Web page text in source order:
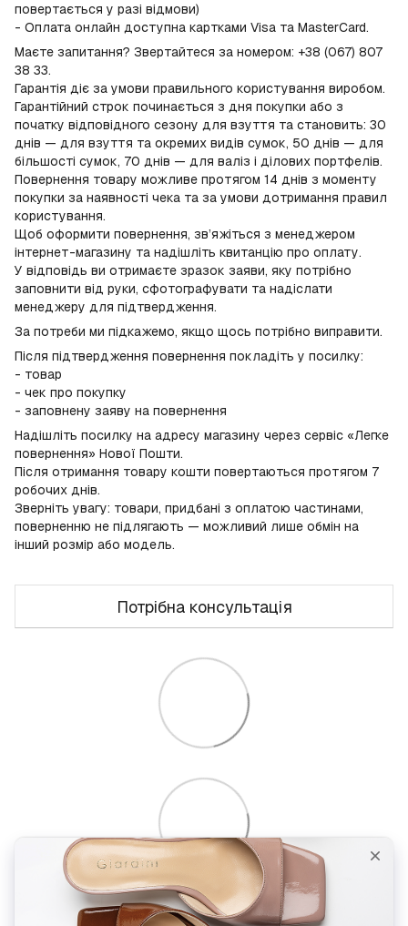
повертається у разі відмови)
- Оплата онлайн доступна картками Visa та MasterCard.
Маєте запитання? Звертайтеся за номером: +38 (067) 807
38 33.
Гарантія діє за умови правильного користування виробом.
Гарантійний строк починається з дня покупки або з
початку відповідного сезону для взуття та становить: 30
днів — для взуття та окремих видів сумок, 50 днів — для
більшості сумок, 70 днів — для валіз і ділових портфелів.
Повернення товару можливе протягом 14 днів з моменту
покупки за наявності чека та за умови дотримання правил
користування.
Щоб оформити повернення, зв’яжіться з менеджером
інтернет-магазину та надішліть квитанцію про оплату.
У відповідь ви отримаєте зразок заяви, яку потрібно
заповнити від руки, сфотографувати та надіслати
менеджеру для підтвердження.
За потреби ми підкажемо, якщо щось потрібно виправити.
Після підтвердження повернення покладіть у посилку:
- товар
- чек про покупку
- заповнену заяву на повернення
Надішліть посилку на адресу магазину через сервіс «Легке
повернення» Нової Пошти.
Після отримання товару кошти повертаються протягом 7
робочих днів.
Зверніть увагу: товари, придбані з оплатою частинами,
поверненню не підлягають — можливий лише обмін на
інший розмір або модель.
Потрібна консультація